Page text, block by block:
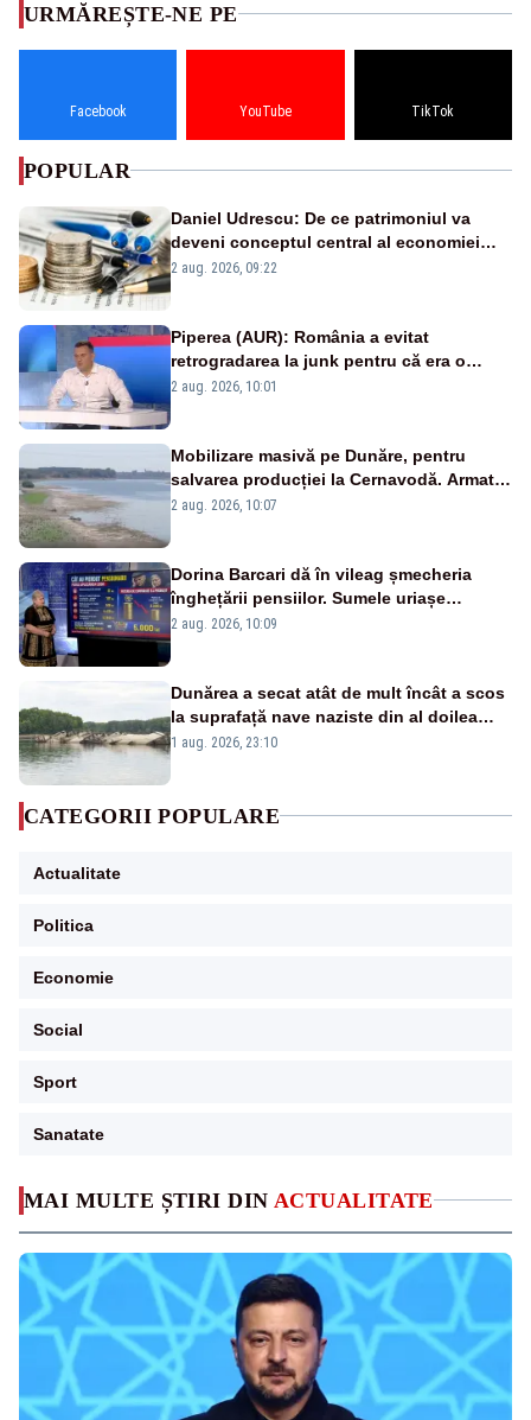
MAI MULTE ȘTIRI DIN ACTUALITATE
URMĂREȘTE-NE PE
Facebook YouTube TikTok
POPULAR
Daniel Udrescu: De ce patrimoniul va
deveni conceptul central al economiei
viitoare?
2 aug. 2026, 09:22
Piperea (AUR): România a evitat
retrogradarea la junk pentru că era o
catastrofă pentru bănci și fondurile de
2 aug. 2026, 10:01
Mobilizare masivă pe Dunăre, pentru
salvarea producției la Cernavodă. Armata
va detona o stâncă și va devia apa
2 aug. 2026, 10:07
Dorina Barcari dă în vileag șmecheria
înghețării pensiilor. Sumele uriașe
pierdute de fiecare român
2 aug. 2026, 10:09
Dunărea a secat atât de mult încât a scos
la suprafață nave naziste din al doilea
război mondial
1 aug. 2026, 23:10
CATEGORII POPULARE
Actualitate
Politica
Economie
Social
Sport
Sanatate